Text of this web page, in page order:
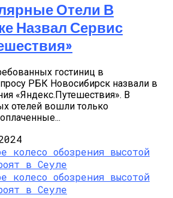
Отели В
Назвал Сервис
гостиниц в
РБК Новосибирск назвали в
«Яндекс.Путешествия». В
отелей вошли только